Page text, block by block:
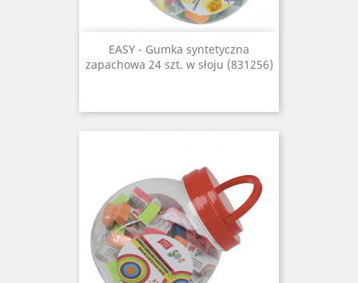
EASY - Gumka syntetyczna
zapachowa 24 szt. w słoju (831256)